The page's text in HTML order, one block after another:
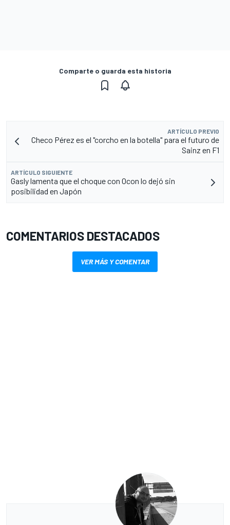
Comparte o guarda esta historia
ARTÍCULO PREVIO
Checo Pérez es el "corcho en la botella" para el futuro de
Sainz en F1
ARTÍCULO SIGUIENTE
Gasly lamenta que el choque con Ocon lo dejó sin
posibilidad en Japón
COMENTARIOS DESTACADOS
VER MÁS Y COMENTAR